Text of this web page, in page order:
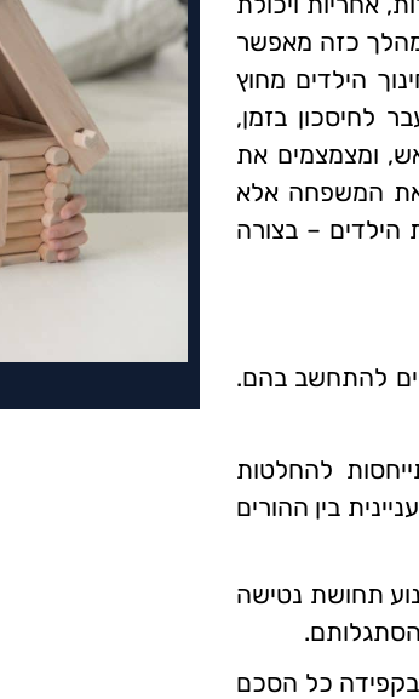
כזה מאפשר
הילדים מחוץ
לחיסכון בזמן,
ומצמצמים את
המשפחה אלא
– בצורה
להתחשב בהם.
להחלטות
בין ההורים
תחושת נטישה
בקפידה כל הסכם